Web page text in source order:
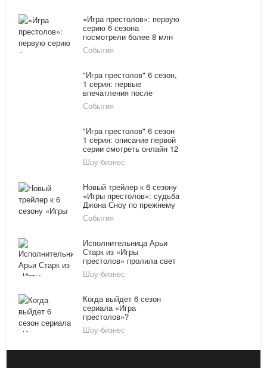
«Игра престолов»: первую
серию 6 сезона
посмотрели более 8 млн
человек
События
"Игра престолов" 6 сезон,
1 серия: первые
впечатления после
премьерной серии
События
"Игра престолов" 6 сезон
1 серия: описание первой
серии cмотреть онлайн 12
Шоу-бизнес
Новый трейлер к 6 сезону
«Игры престолов»: судьба
Джона Сноу по прежнему
неизвестна
События
Исполнительница Арьи
Старк из «Игры
престолов» пролила свет
на судьбу Джона Сноу
Шоу-бизнес
Когда выйдет 6 сезон
сериала «Игра
престолов»?
Шоу-бизнес